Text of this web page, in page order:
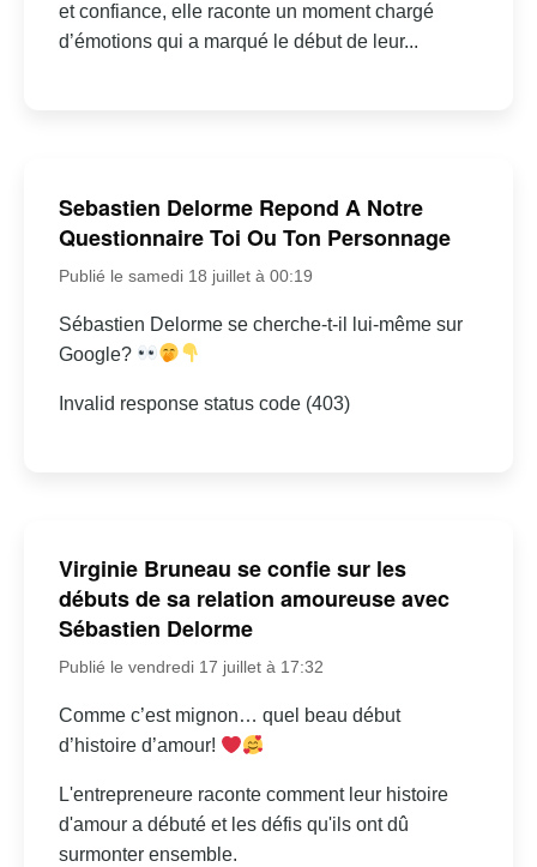
et confiance, elle raconte un moment chargé
d’émotions qui a marqué le début de leur...
Sebastien Delorme Repond A Notre
Questionnaire Toi Ou Ton Personnage
Publié le samedi 18 juillet à 00:19
Sébastien Delorme se cherche-t-il lui-même sur
Google?
Invalid response status code (403)
Virginie Bruneau se confie sur les
débuts de sa relation amoureuse avec
Sébastien Delorme
Publié le vendredi 17 juillet à 17:32
Comme c’est mignon… quel beau début
d’histoire d’amour!
L'entrepreneure raconte comment leur histoire
d'amour a débuté et les défis qu'ils ont dû
surmonter ensemble.